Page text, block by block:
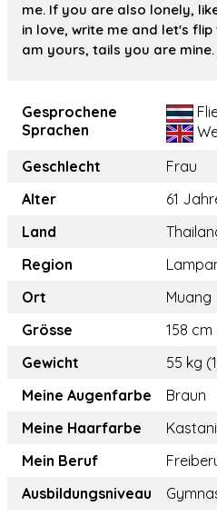
me. If you are also lonely,
in love, write me and let's
am yours, tails you are
Gesprochene
Sprachen
Geschlecht
Frau
Alter
61
Land
Region
Ort
Muang
Grösse
158
Gewicht
55 kg
Meine Augenfarbe
Braun
Meine Haarfarbe
Mein Beruf
Ausbildungsniveau